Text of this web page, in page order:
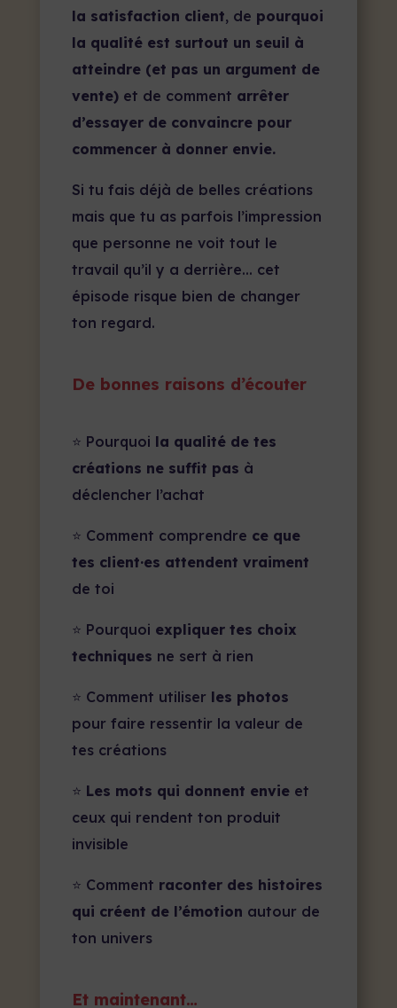
la satisfaction client, de pourquoi
la qualité est surtout un seuil à
atteindre (et pas un argument de
vente)et de comment arrêter
d’essayer de convaincre pour
commencer à donner envie.
Si tu fais déjà de belles créations
mais que tu as parfois l’impression
que personne ne voit tout le
travail qu’il y a derrière… cet
épisode risque bien de changer
ton regard.
De bonnes raisons d’écouter
⭐ Pourquoi la qualité de tes
créations ne suffit pas à
déclencher l’achat
⭐ Comment comprendre ce que
tes client·es attendent vraiment
de toi
⭐ Pourquoi expliquer tes choix
techniques ne sert à rien
⭐ Comment utiliser les photos
pour faire ressentir la valeur de
tes créations
⭐ Les mots qui donnent envieet
ceux qui rendent ton produit
invisible
⭐ Comment raconter des histoires
qui créent de l’émotion autour de
ton univers
Et maintenant…